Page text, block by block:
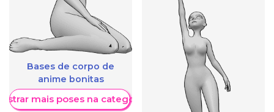
Bases de corpo de
anime bonitas
mais poses na categoria